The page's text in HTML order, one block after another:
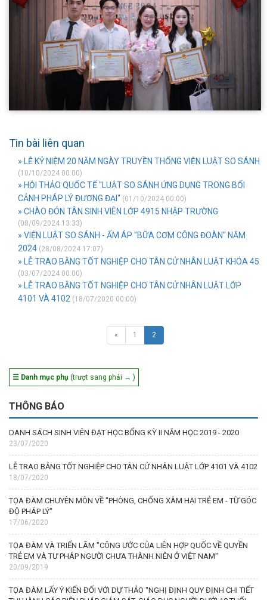
Tin bài liên quan
» LỄ KỶ NIỆM 20 NĂM NGÀY TRUYỀN THỐNG VIỆN LUẬT SO SÁNH
(10/10/2024 00:00)
» HỘI THẢO QUỐC TẾ "LUẬT SO SÁNH ỨNG DỤNG TRONG BỐI
CẢNH PHÁP LÝ ĐƯƠNG ĐẠI" (01/10/2024 00:00)
» CHÀO ĐÓN TÂN SINH VIÊN LỚP 4915 NHẬP TRƯỜNG
(08/09/2024 13:33)
» VIỆN LUẬT SO SÁNH - ẤM ÁP "BỮA CƠM CÔNG ĐOÀN" NĂM
2024 (28/08/2024 17:07)
» LỄ TRAO BẰNG TỐT NGHIỆP CHO TÂN CỬ NHÂN LUẬT KHÓA 45
(03/07/2024 00:00)
» LỄ TRAO BẰNG TỐT NGHIỆP CHO TÂN CỬ NHÂN LUẬT LỚP
4101 VÀ 4102 (18/07/2020 00:00)
« 1 2
☰ Danh mục phụ (trượt sang phải → )
THÔNG BÁO
DANH SÁCH SINH VIÊN ĐẠT HỌC BỔNG KỲ II NĂM HỌC 2019 - 2020
23/07/2020
LỄ TRAO BẰNG TỐT NGHIỆP CHO TÂN CỬ NHÂN LUẬT LỚP 4101 VÀ 4102
18/07/2020
TỌA ĐÀM CHUYÊN MÔN VỀ "PHÒNG, CHỐNG XÂM HẠI TRẺ EM - TỪ GÓC
ĐỘ PHÁP LÝ"
17/06/2020
TỌA ĐÀM VÀ TRIỂN LÃM "CÔNG ƯỚC CỦA LIÊN HỢP QUỐC VỀ QUYỀN
TRẺ EM VÀ TƯ PHÁP NGƯỜI CHƯA THÀNH NIÊN Ở VIỆT NAM"
20/09/2019
TỌA ĐÀM LẤY Ý KIẾN ĐỐI VỚI DỰ THẢO "NGHỊ ĐỊNH QUY ĐỊNH CHI TIẾT